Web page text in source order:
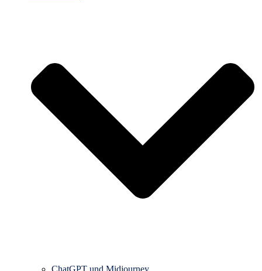
ChatGPT und Midjourney